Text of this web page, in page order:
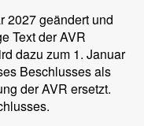
2027 geändert und
Text der AVR
dazu zum 1. Januar
Beschlusses als
der AVR ersetzt.